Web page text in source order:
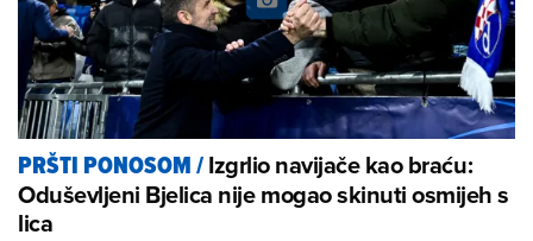
PRŠTI PONOSOM/Izgrlio navijače kao braću:
Oduševljeni Bjelica nije mogao skinuti osmijeh s
lica